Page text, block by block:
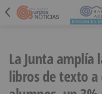
La Junta amplía
libros de texto a